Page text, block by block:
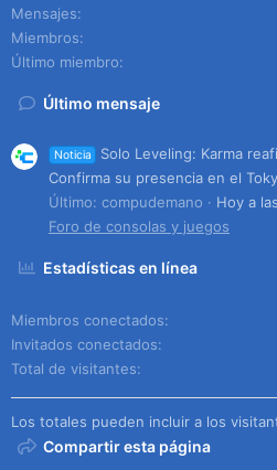
Mensajes
Miembros
Último miembro
Último mensaje
Noticia
Solo Leveling: Karma
Confirma su presencia en el
Último: compudemano
Hoy a
Foro de consolas y juegos
Estadísticas en línea
Miembros conectados
Invitados conectados
Total de visitantes
Los totales pueden incluir a los
Compartir esta página